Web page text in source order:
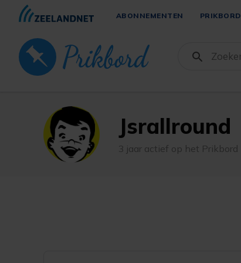
ABONNEMENTEN PRIKBORD
Jsrallround
3 jaar actief op het Prikbord